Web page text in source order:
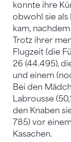
konnte ihre
obwohl sie als
kam,
Trotz ihrer
Flugzeit (die
26 (44.495),
und einem
Bei den
Labrousse
den Knaben
785) vor
Kasachen.